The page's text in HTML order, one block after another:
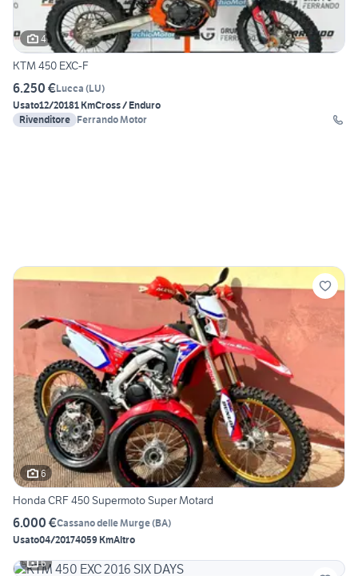
4
KTM 450 EXC-F
6.250 €Lucca (LU)
Usato12/20181 KmCross / Enduro
Rivenditore Ferrando Motor
6
Honda CRF 450 Supermoto Super Motard
6.000 €Cassano delle Murge(BA)
Usato04/20174059 KmAltro
6